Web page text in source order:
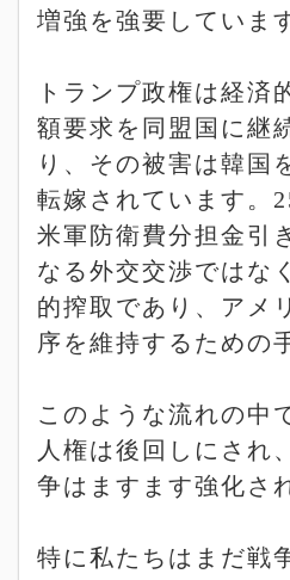
増強を強要していま
トランプ政権は経済
額要求を同盟国に継
り、その被害は韓国
転嫁されています。
米軍防衛費分担金引
なる外交交渉ではな
的搾取であり、アメ
序を維持するための
このような流れの中
人権は後回しにされ
争はますます強化さ
特に私たちはまだ戦